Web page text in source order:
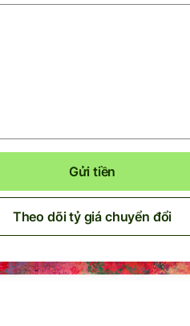
Gửi tiền
Theo dõi tỷ giá chuyển đổi